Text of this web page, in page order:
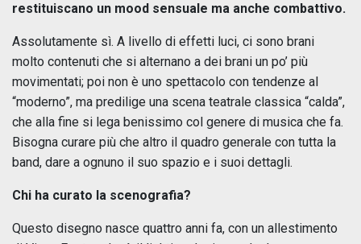
restituiscano un mood sensuale ma anche combattivo.
Assolutamente sì. A livello di effetti luci, ci sono brani
molto contenuti che si alternano a dei brani un po’ più
movimentati; poi non è uno spettacolo con tendenze al
“moderno”, ma predilige una scena teatrale classica “calda”,
che alla fine si lega benissimo col genere di musica che fa.
Bisogna curare più che altro il quadro generale con tutta la
band, dare a ognuno il suo spazio e i suoi dettagli.
Chi ha curato la scenografia?
Questo disegno nasce quattro anni fa, con un allestimento